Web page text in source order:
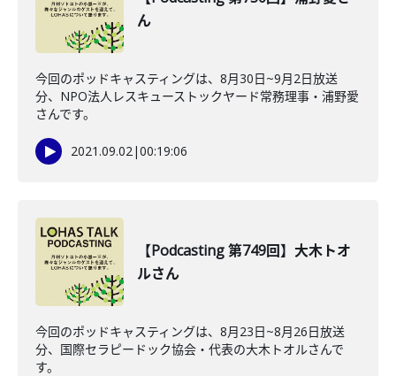
ん
今回のポッドキャスティングは、8月30日~9月2日放送
分、NPO法人レスキューストックヤード常務理事・浦野愛
さんです。
2021.09.02|00:19:06
【Podcasting 第749回】大木トオ
ルさん
今回のポッドキャスティングは、8月23日~8月26日放送
分、国際セラピードック協会・代表の大木トオルさんで
す。